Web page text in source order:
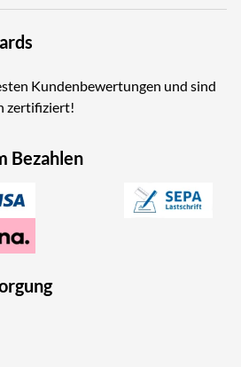
Kundenbewertungen und sind
zertifiziert!
Bezahlen